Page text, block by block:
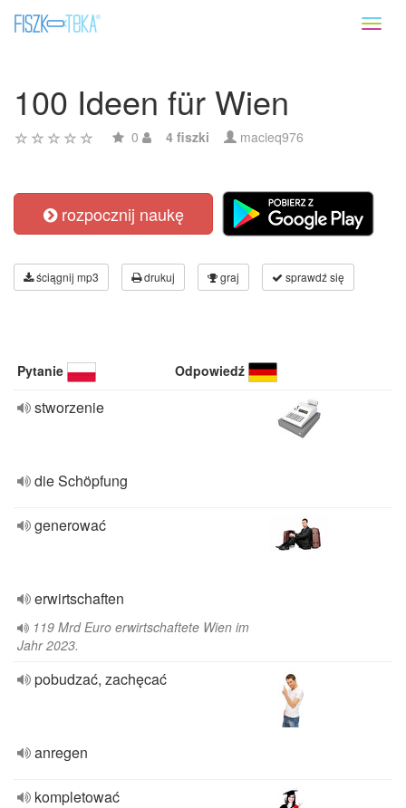
100 Ideen für Wien
0 4 fiszki macieq976
rozpocznij naukę
ściągnij mp3 drukuj graj sprawdź się
Pytanie Odpowiedź
stworzenie
die Schöpfung
generować
erwirtschaften
119 Mrd Euro erwirtschaftete Wien im
Jahr 2023.
pobudzać, zachęcać
anregen
kompletować